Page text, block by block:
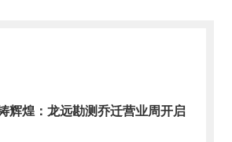
辉煌：龙远勘测乔迁营业周开启